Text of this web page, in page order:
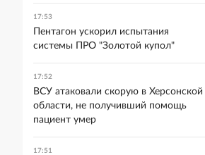
17:53
Пентагон ускорил испытания
системы ПРО "Золотой купол"
17:52
ВСУ атаковали скорую в Херсонской
области, не получивший помощь
пациент умер
17:51